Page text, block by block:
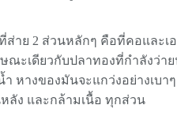
ส่าย 2 ส่วนหลักๆ คือที่คอและเ
ณะเดียวกับปลาทองที่กำลังว่าย
หางของมันจะแกว่งอย่างเบา
ลัง และกล้ามเนื้อ ทุกส่วน